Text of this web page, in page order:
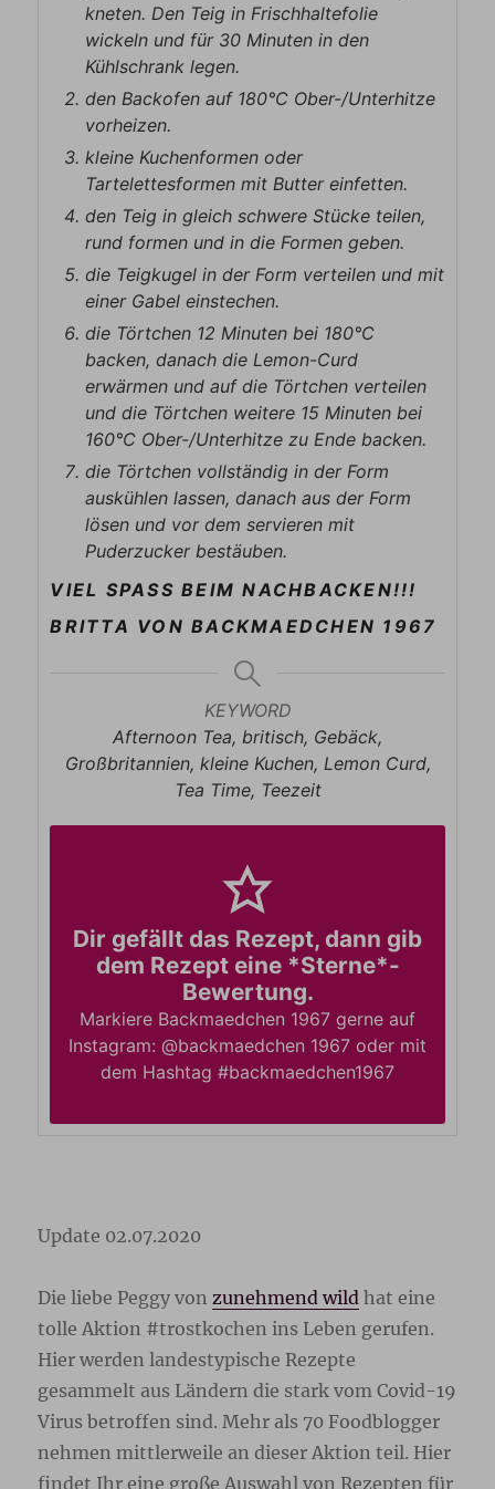
kneten. Den Teig in Frischhaltefolie
wickeln und für 30 Minuten in den
Kühlschrank legen.
den Backofen auf 180°C Ober-/Unterhitze
vorheizen.
kleine Kuchenformen oder
Tartelettesformen mit Butter einfetten.
den Teig in gleich schwere Stücke teilen,
rund formen und in die Formen geben.
die Teigkugel in der Form verteilen und mit
einer Gabel einstechen.
die Törtchen 12 Minuten bei 180°C
backen, danach die Lemon-Curd
erwärmen und auf die Törtchen verteilen
und die Törtchen weitere 15 Minuten bei
160°C Ober-/Unterhitze zu Ende backen.
die Törtchen vollständig in der Form
auskühlen lassen, danach aus der Form
lösen und vor dem servieren mit
Puderzucker bestäuben.
VIEL SPASS BEIM NACHBACKEN!!!
BRITTA VON BACKMAEDCHEN 1967
KEYWORD
Afternoon Tea, britisch, Gebäck,
Großbritannien, kleine Kuchen, Lemon Curd,
Tea Time, Teezeit
Dir gefällt das Rezept, dann gib
dem Rezept eine *Sterne*-
Bewertung.
Markiere Backmaedchen 1967 gerne auf
Instagram: @backmaedchen 1967 oder mit
dem Hashtag #backmaedchen1967
Update 02.07.2020
Die liebe Peggy von zunehmend wild hat eine
tolle Aktion #trostkochen ins Leben gerufen.
Hier werden landestypische Rezepte
gesammelt aus Ländern die stark vom Covid-19
Virus betroffen sind. Mehr als 70 Foodblogger
nehmen mittlerweile an dieser Aktion teil. Hier
findet Ihr eine große Auswahl von Rezepten für